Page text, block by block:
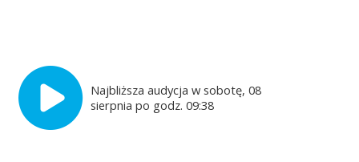
Najbliższa audycja w sobotę, 08
sierpnia po godz. 09:38